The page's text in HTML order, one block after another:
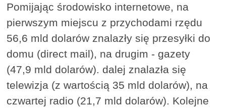
Pomijając środowisko internetowe, na
pierwszym miejscu z przychodami rzędu
56,6 mld dolarów znalazły się przesyłki do
domu (direct mail), na drugim - gazety
(47,9 mld dolarów). dalej znalazła się
telewizja (z wartością 35 mld dolarów), na
czwartej radio (21,7 mld dolarów). Kolejne